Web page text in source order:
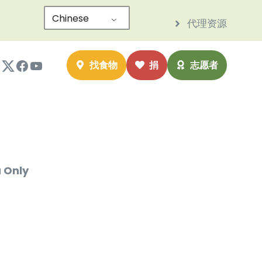
代理资源
Chinese
Twitter
Facebook
YouTube找食物 捐 志愿者
Only